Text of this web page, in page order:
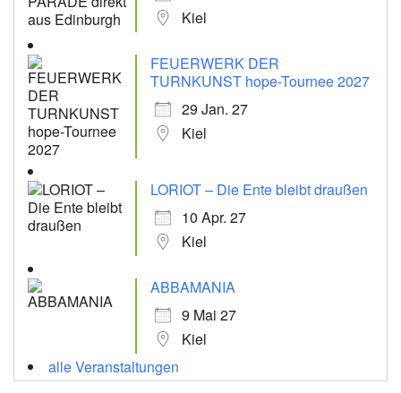
Kiel
FEUERWERK DER
TURNKUNST hope-Tournee 2027
29 Jan. 27
Kiel
LORIOT – Die Ente bleibt draußen
10 Apr. 27
Kiel
ABBAMANIA
9 Mai 27
Kiel
alle Veranstaltungen